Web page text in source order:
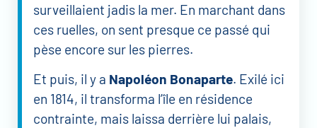
surveillaient jadis la mer. En marchant dans
ces ruelles, on sent presque ce passé qui
pèse encore sur les pierres.
Et puis, il y a Napoléon Bonaparte. Exilé ici
en 1814, il transforma l’île en résidence
contrainte, mais laissa derrière lui palais,